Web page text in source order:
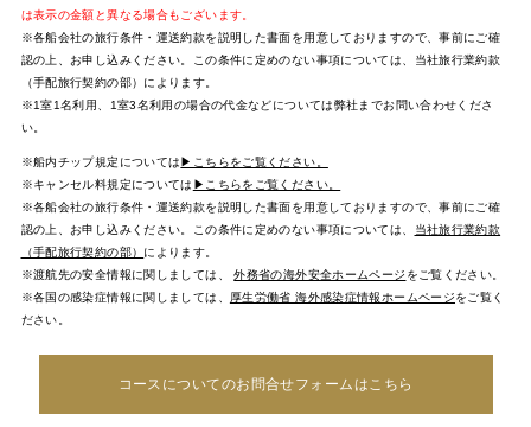
は表示の金額と異なる場合もございます。
※各船会社の旅行条件・運送約款を説明した書面を用意しておりますので、事前にご確
認の上、お申し込みください。この条件に定めのない事項については、当社旅行業約款
（手配旅行契約の部）によります。
※1室1名利用、1室3名利用の場合の代金などについては弊社までお問い合わせくださ
い。
※船内チップ規定については▶こちらをご覧ください。
※キャンセル料規定については ▶こちらをご覧ください。
※各船会社の旅行条件・運送約款を説明した書面を用意しておりますので、事前にご確
認の上、お申し込みください。この条件に定めのない事項については、
当社旅行業約款
（手配旅行契約の部） によります。
※渡航先の安全情報に関しましては、外務省の海外安全ホームページ をご覧ください。
※各国の感染症情報に関しましては、
厚生労働省 海外感染症情報ホームページをご覧く
ださい。
コースについてのお問合せフォームはこちら